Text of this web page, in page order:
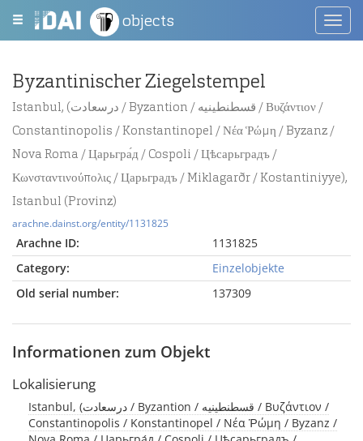
objects
Byzantinischer Ziegelstempel
Istanbul, (درسعادت / Byzantion / قسطنطينيه / Βυζάντιον /
Constantinopolis / Konstantinopel / Νέα Ῥώμη / Byzanz /
Nova Roma / Царьгра́д / Cospoli / Цѣсарьградъ /
Κωνσταντινούπολις / Царьградъ / Miklagarðr / Kostantiniyye),
Istanbul (Provinz)
arachne.dainst.org/entity/1131825
Arachne ID:
1131825
Category:
Einzelobjekte
Old serial number:
137309
Informationen zum Objekt
Lokalisierung
Istanbul, (درسعادت / Byzantion / قسطنطينيه / Βυζάντιον /
Constantinopolis / Konstantinopel / Νέα Ῥώμη / Byzanz /